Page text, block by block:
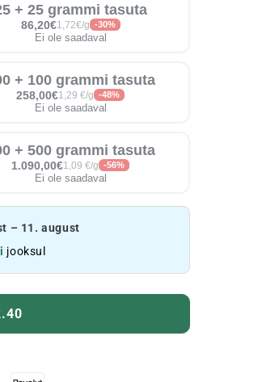
+ 25 grammi tasuta
86,20€1,72€/g -30%
Ei ole saadaval
+ 100 grammi tasuta
258,00€1,29 €/g -48%
Ei ole saadaval
+ 500 grammi tasuta
1.090,00€1,09 €/g -56%
Ei ole saadaval
– 11. august
jooksul